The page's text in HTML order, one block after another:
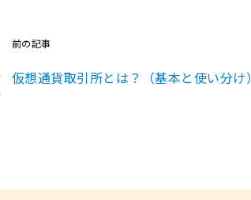
前の記事
仮想通貨取引所とは？（基本と使い分け）